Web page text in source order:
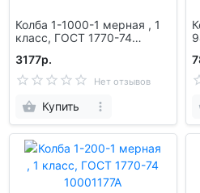
Колба 1-1000-1 мерная , 1
класс, ГОСТ 1770-74
3177р.
Нет отзывов
Купить